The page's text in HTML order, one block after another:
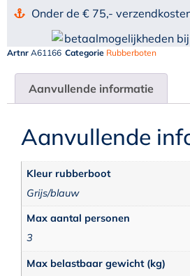
Onder de € 75,-
Artnr A61166 Categorie Rubberboten
Aanvullende informatie
Aanvullende
Kleur rubberboot
Grijs/blauw
Max aantal personen
3
Max belastbaar gewicht (kg)